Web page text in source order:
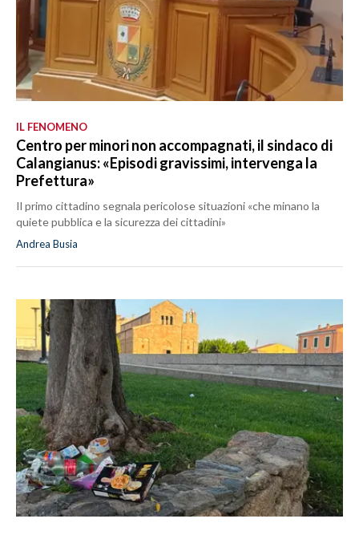
IL FENOMENO
Centro per minori non accompagnati, il sindaco di
Calangianus: «Episodi gravissimi, intervenga la
Prefettura»
Il primo cittadino segnala pericolose situazioni «che minano la
quiete pubblica e la sicurezza dei cittadini»
Andrea Busia